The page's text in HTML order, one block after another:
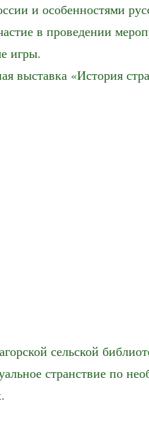
и особенностями
в проведении
игры.
выставка «История
сельской
странствие по